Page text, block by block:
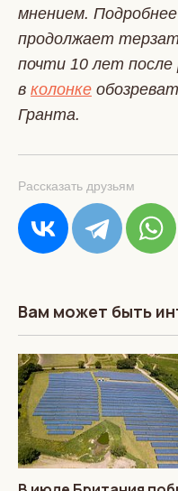
мнением.
продолжает
почти 10 лет
в колонке
Гранта.
Рассказать друзьям
Вам может быть